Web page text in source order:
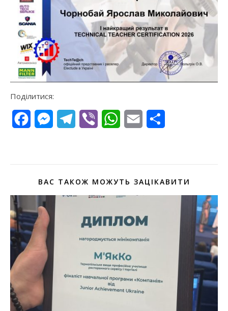
Поділитися:
FacebookMessengerTelegram
Viber WhatsApp
Email
ВАС ТАКОЖ МОЖУТЬ ЗАЦІКАВИТИ